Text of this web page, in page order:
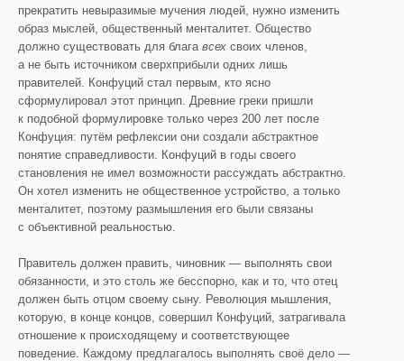
прекратить невыразимые мучения людей, нужно изменить
образ мыслей, общественный менталитет. Общество
должно существовать для блага всех своих членов,
а не быть источником сверхприбыли одних лишь
правителей. Конфуций стал первым, кто ясно
сформулировал этот принцип. Древние греки пришли
к подобной формулировке только через 200 лет после
Конфуция: путём рефлексии они создали абстрактное
понятие справедливости. Конфуций в годы своего
становления не имел возможности рассуждать абстрактно.
Он хотел изменить не общественное устройство, а только
менталитет, поэтому размышления его были связаны
с объективной реальностью.
Правитель должен править, чиновник — выполнять свои
обязанности, и это столь же бесспорно, как и то, что отец
должен быть отцом своему сыну. Революция мышления,
которую, в конце концов, совершил Конфуций, затрагивала
отношение к происходящему и соответствующее
поведение. Каждому предлагалось выполнять своё дело —